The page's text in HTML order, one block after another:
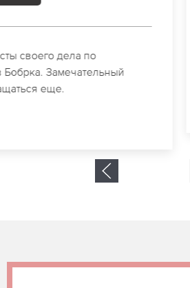
Спасибо огромное. Заказывала
в Бобрка. За 2 часа все было